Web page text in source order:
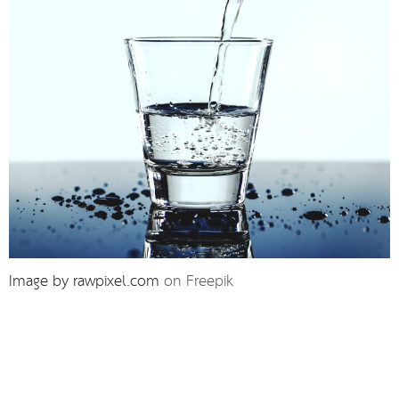
Image by rawpixel.comon Freepik